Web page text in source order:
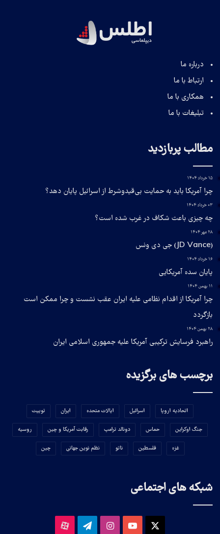
درباره ما
ارتباط با ما
همکاری با ما
تبلیغات با ما
مطالب پربازدید
۱۵ خرداد ۱۴۰۴
چرا آمریکا باید به حمایت بی‌قیدوشرط از اسرائیل پایان دهد؟
۰۳ خرداد ۱۴۰۴
چه چیزی باعث شکاف در غرب شده است؟
۲۸ مهر ۱۴۰۴
(JD Vance) جی دی ونس
۱۶ خرداد ۱۴۰۴
پایان سده آمریکایی
۱۱ بهمن ۱۴۰۴
چرا آمریکا از اقدام نظامی علیه ایران عقب نشست و چرا ممکن است
بازگردد
۲۸ بهمن ۱۴۰۴
راهبرد فرسایش ترکیبی آمریکا علیه جمهوری اسلامی ایران
برچسب های برگزیده
اتحادیه اروپا اسرائیل ایالات متحده ایران توییت
جنگ اوکراین حماس دونالد ترامپ رقابت آمریکا و چین روسیه
غزه فلسطین ناتو نظم نوین جهانی چین
شبکه های اجتماعی
یوتیوباینستاگرامتلگرام